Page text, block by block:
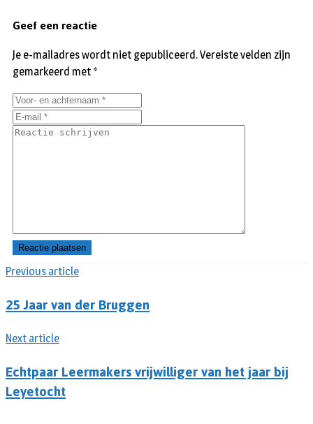
Previous article
25 Jaar van der Bruggen
Next article
Echtpaar Leermakers vrijwilliger van het jaar bij
Leyetocht
Geef een reactie
Je e-mailadres wordt niet gepubliceerd.Vereiste velden zijn
gemarkeerd met *